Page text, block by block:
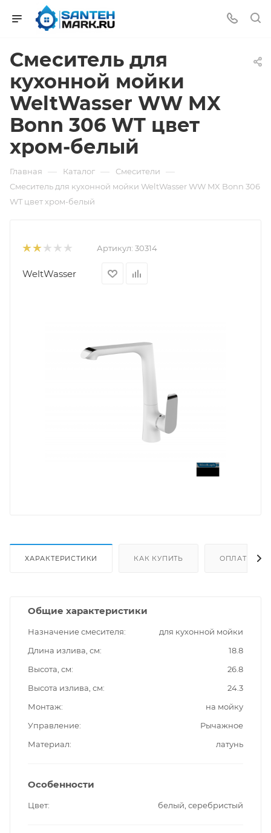
Смеситель для
кухонной мойки
WeltWasser WW MX
Bonn 306 WT цвет
хром-белый
Главная — Каталог — Смесители —
Смеситель для кухонной мойки WeltWasser WW MX Bonn 306
WT цвет хром-белый
Артикул: 30314
WeltWasser
ХАРАКТЕРИСТИКИ КАК КУПИТЬ ОПЛАТА
Общие характеристики
Назначение смесителя
для кухонной мойки
Длина излива, см
18.8
Высота, см
26.8
Высота излива, см
24.3
Монтаж
на мойку
Управление
Рычажное
Материал
латунь
Особенности
Цвет белый, серебристый